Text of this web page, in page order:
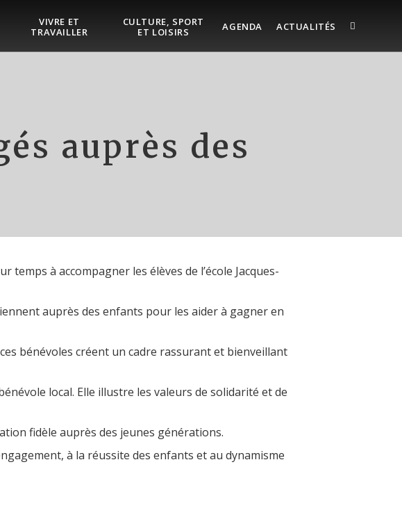
VIVRE ET
TRAVAILLER
CULTURE, SPORT
ET LOISIRS
AGENDA ACTUALITÉS
auprès des
à accompagner les élèves de l’école Jacques-
auprès des enfants pour les aider à gagner en
bénévoles créent un cadre rassurant et bienveillant
local. Elle illustre les valeurs de solidarité et de
fidèle auprès des jeunes générations.
à la réussite des enfants et au dynamisme